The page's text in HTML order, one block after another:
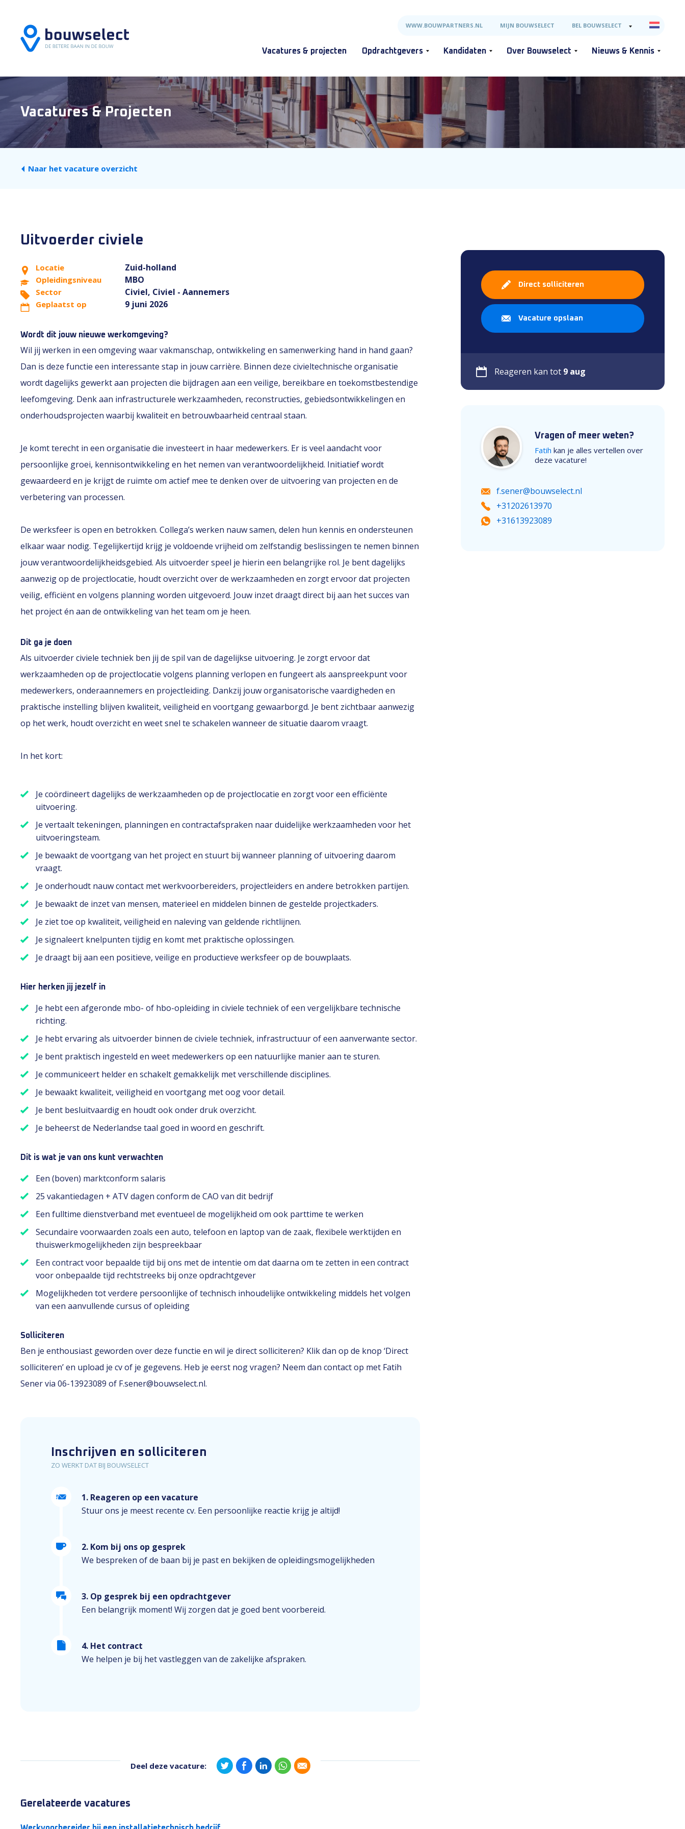
WWW.BOUWPARTNERS.NL MIJN BOUWSELECT BEL BOUWSELECT
Vacatures & projecten Opdrachtgevers Kandidaten Over Bouwselect Nieuws & Kennis
Vacatures & Projecten
Naar het vacature overzicht
Uitvoerder civiele
Locatie Zuid-holland
Opleidingsniveau MBO
Sector Civiel, Civiel - Aannemers
Geplaatst op 9 juni 2026
Wordt dit jouw nieuwe werkomgeving?
Wil jij werken in een omgeving waar vakmanschap, ontwikkeling en samenwerking hand in hand gaan?
Dan is deze functie een interessante stap in jouw carrière. Binnen deze civieltechnische organisatie
wordt dagelijks gewerkt aan projecten die bijdragen aan een veilige, bereikbare en toekomstbestendige
leefomgeving. Denk aan infrastructurele werkzaamheden, reconstructies, gebiedsontwikkelingen en
onderhoudsprojecten waarbij kwaliteit en betrouwbaarheid centraal staan.
Je komt terecht in een organisatie die investeert in haar medewerkers. Er is veel aandacht voor
persoonlijke groei, kennisontwikkeling en het nemen van verantwoordelijkheid. Initiatief wordt
gewaardeerd en je krijgt de ruimte om actief mee te denken over de uitvoering van projecten en de
verbetering van processen.
De werksfeer is open en betrokken. Collega’s werken nauw samen, delen hun kennis en ondersteunen
elkaar waar nodig. Tegelijkertijd krijg je voldoende vrijheid om zelfstandig beslissingen te nemen binnen
jouw verantwoordelijkheidsgebied. Als uitvoerder speel je hierin een belangrijke rol. Je bent dagelijks
aanwezig op de projectlocatie, houdt overzicht over de werkzaamheden en zorgt ervoor dat projecten
veilig, efficiënt en volgens planning worden uitgevoerd. Jouw inzet draagt direct bij aan het succes van
het project én aan de ontwikkeling van het team om je heen.
Dit ga je doen
Als uitvoerder civiele techniek ben jij de spil van de dagelijkse uitvoering. Je zorgt ervoor dat
werkzaamheden op de projectlocatie volgens planning verlopen en fungeert als aanspreekpunt voor
medewerkers, onderaannemers en projectleiding. Dankzij jouw organisatorische vaardigheden en
praktische instelling blijven kwaliteit, veiligheid en voortgang gewaarborgd. Je bent zichtbaar aanwezig
op het werk, houdt overzicht en weet snel te schakelen wanneer de situatie daarom vraagt.
In het kort:
Je coördineert dagelijks de werkzaamheden op de projectlocatie en zorgt voor een efficiënte
uitvoering.
Je vertaalt tekeningen, planningen en contractafspraken naar duidelijke werkzaamheden voor het
uitvoeringsteam.
Je bewaakt de voortgang van het project en stuurt bij wanneer planning of uitvoering daarom
vraagt.
Je onderhoudt nauw contact met werkvoorbereiders, projectleiders en andere betrokken partijen.
Je bewaakt de inzet van mensen, materieel en middelen binnen de gestelde projectkaders.
Je ziet toe op kwaliteit, veiligheid en naleving van geldende richtlijnen.
Je signaleert knelpunten tijdig en komt met praktische oplossingen.
Je draagt bij aan een positieve, veilige en productieve werksfeer op de bouwplaats.
Hier herken jij jezelf in
Je hebt een afgeronde mbo- of hbo-opleiding in civiele techniek of een vergelijkbare technische
richting.
Je hebt ervaring als uitvoerder binnen de civiele techniek, infrastructuur of een aanverwante sector.
Je bent praktisch ingesteld en weet medewerkers op een natuurlijke manier aan te sturen.
Je communiceert helder en schakelt gemakkelijk met verschillende disciplines.
Je bewaakt kwaliteit, veiligheid en voortgang met oog voor detail.
Je bent besluitvaardig en houdt ook onder druk overzicht.
Je beheerst de Nederlandse taal goed in woord en geschrift.
Dit is wat je van ons kunt verwachten
Een (boven) marktconform salaris
25 vakantiedagen + ATV dagen conform de CAO van dit bedrijf
Een fulltime dienstverband met eventueel de mogelijkheid om ook parttime te werken
Secundaire voorwaarden zoals een auto, telefoon en laptop van de zaak, flexibele werktijden en
thuiswerkmogelijkheden zijn bespreekbaar
Een contract voor bepaalde tijd bij ons met de intentie om dat daarna om te zetten in een contract
voor onbepaalde tijd rechtstreeks bij onze opdrachtgever
Mogelijkheden tot verdere persoonlijke of technisch inhoudelijke ontwikkeling middels het volgen
van een aanvullende cursus of opleiding
Solliciteren
Ben je enthousiast geworden over deze functie en wil je direct solliciteren? Klik dan op de knop ‘Direct
solliciteren’ en upload je cv of je gegevens. Heb je eerst nog vragen? Neem dan contact op met Fatih
Sener via 06-13923089 of F.sener@bouwselect.nl.
Inschrijven en solliciteren
ZO WERKT DAT BIJ BOUWSELECT
1. Reageren op een vacature
Stuur ons je meest recente cv. Een persoonlijke reactie krijg je altijd!
2. Kom bij ons op gesprek
We bespreken of de baan bij je past en bekijken de opleidingsmogelijkheden
3. Op gesprek bij een opdrachtgever
Een belangrijk moment! Wij zorgen dat je goed bent voorbereid.
4. Het contract
We helpen je bij het vastleggen van de zakelijke afspraken.
Deel deze vacature:
Gerelateerde vacatures
Direct solliciteren
Vacature opslaan
Reageren kan tot 9 aug
Vragen of meer weten?
Fatih kan je alles vertellen over
deze vacature!
f.sener@bouwselect.nl
+31202613970
+31613923089